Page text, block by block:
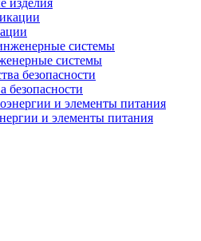
изделия
системы
безопасности
и элементы питания